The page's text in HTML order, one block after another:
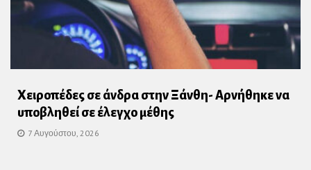
Χειροπέδες σε άνδρα στην Ξάνθη- Αρνήθηκε να
υποβληθεί σε έλεγχο μέθης
7 Αυγούστου, 2026